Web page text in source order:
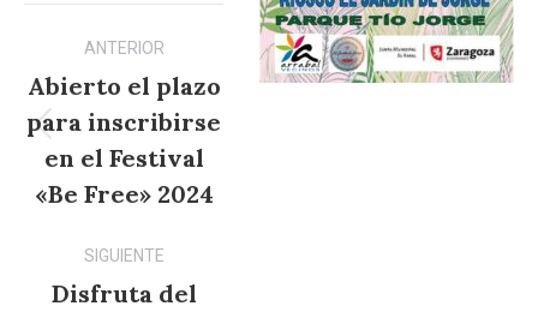
Navegación
entre
publicaciones
ANTERIOR
Publicación
anterior:
Abierto el plazo
para inscribirse
en el Festival
«Be Free» 2024
SIGUIENTE
Disfruta del